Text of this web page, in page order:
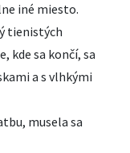
iné miesto.
tienistých
kde sa končí, sa
a s vlhkými
musela sa